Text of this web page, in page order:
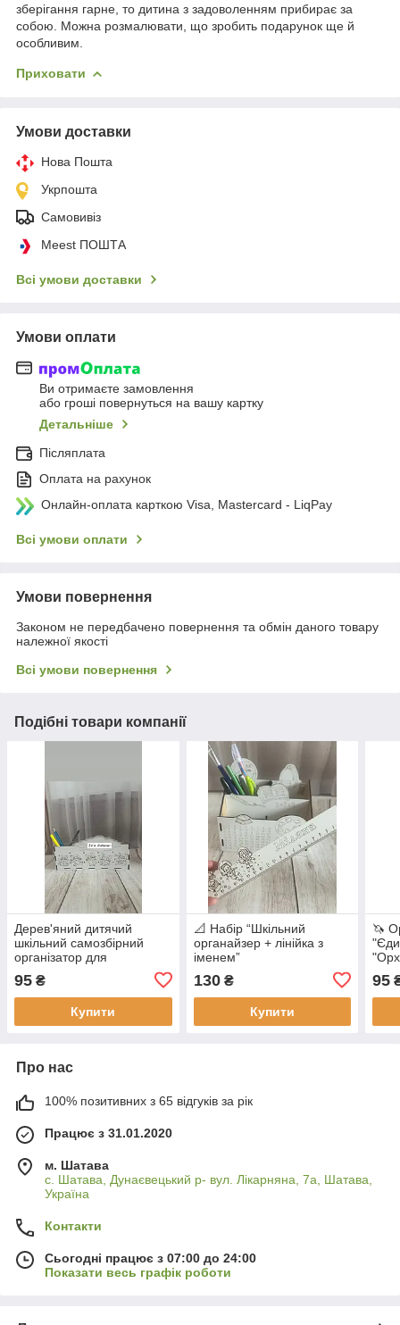
зберігання гарне, то дитина з задоволенням прибирає за
собою. Можна розмалювати, що зробить подарунок ще й
особливим.
Приховати
Умови доставки
Нова Пошта
Укрпошта
Самовивіз
Meest ПОШТА
Всі умови доставки
Умови оплати
Ви отримаєте замовлення
або гроші повернуться на вашу картку
Детальніше
Післяплата
Оплата на рахунок
Онлайн-оплата карткою Visa, Mastercard - LiqPay
Всі умови оплати
Умови повернення
Законом не передбачено повернення та обмін даного товару
належної якості
Всі умови повернення
Подібні товари компанії
Дерев'яний дитячий
шкільний самозбірний
організатор для
канцтоварів, підставка для
олівців та ручок
95 ₴
Купити
📐 Набір “Шкільний
органайзер + лінійка з
іменем”
130₴
Купити
🦄
95
Про нас
100% позитивних з 65 відгуків за рік
Працює з 31.01.2020
м. Шатава
с. Шатава, Дунаєвецький р- вул. Лікарняна, 7а, Шатава,
Україна
Контакти
Сьогодні працює з 07:00 до 24:00
Показати весь графік роботи